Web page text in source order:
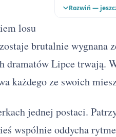
chłopskiego
Rozwiń —
losu
zostaje brutalnie wygnana
dramatów Lipce trwają.
każdego ze swoich
jednej postaci.
wspólnie oddycha